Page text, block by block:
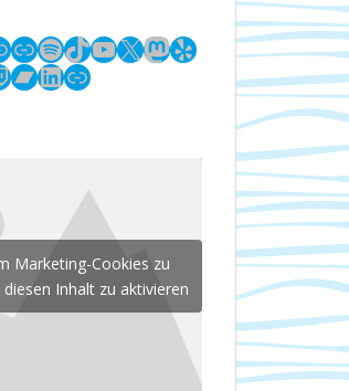
LinkSpotify
TikTok
YouTube
X Mastodon
Yelp
Bandcamp
LinkedIn
Link
Marketing-Cookies zu
Inhalt zu aktivieren